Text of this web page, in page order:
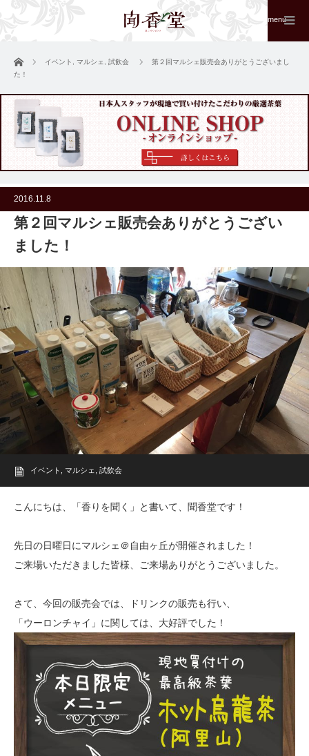
menu
ホーム イベント マルシェ 試飲会
第２回マルシェ販売会ありがとうございまし
た！
2016.11.8
第２回マルシェ販売会ありがとうござい
ました！
イベント , マルシェ, 試飲会
こんにちは、「香りを聞く」と書いて、聞香堂です！
先日の日曜日にマルシェ＠自由ヶ丘が開催されました！
ご来場いただきました皆様、ご来場ありがとうございました。
さて、今回の販売会では、ドリンクの販売も行い、
「ウーロンチャイ」に関しては、大好評でした！